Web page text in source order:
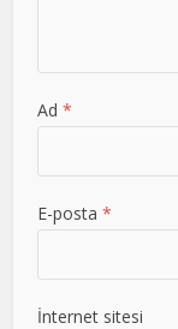
Ad*
E-posta*
İnternet sitesi